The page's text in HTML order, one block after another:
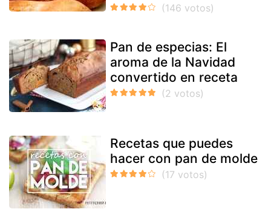
Pan de especias: El
aroma de la Navidad
convertido en receta
Recetas que puedes
hacer con pan de molde